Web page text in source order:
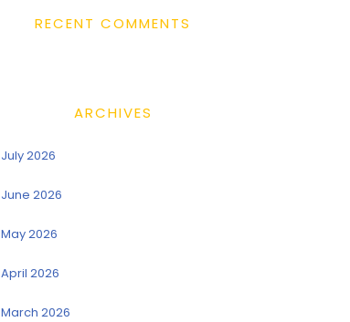
RECENT COMMENTS
ARCHIVES
July 2026
June 2026
May 2026
April 2026
March 2026